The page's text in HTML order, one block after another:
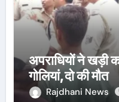
अपराधियों ने खड़ी
गोलियां,दो की मौत
Rajdhani News